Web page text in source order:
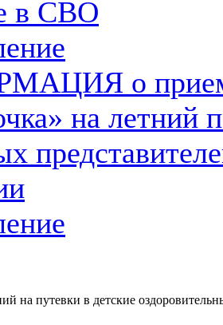
в СВО
о
на летний
на путевки в детские